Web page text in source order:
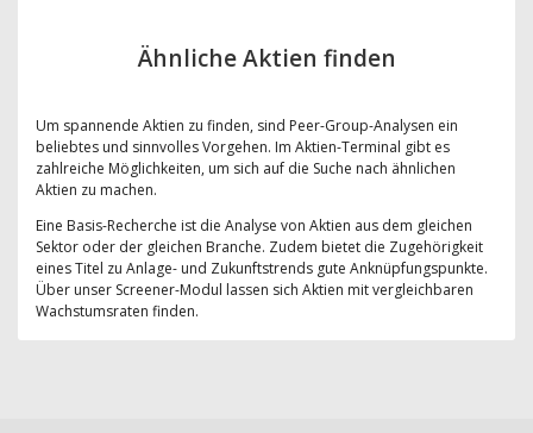
Ähnliche Aktien finden
Um spannende Aktien zu finden, sind Peer-Group-Analysen ein
beliebtes und sinnvolles Vorgehen. Im Aktien-Terminal gibt es
zahlreiche Möglichkeiten, um sich auf die Suche nach ähnlichen
Aktien zu machen.
Eine Basis-Recherche ist die Analyse von Aktien aus dem gleichen
Sektor oder der gleichen Branche. Zudem bietet die Zugehörigkeit
eines Titel zu Anlage- und Zukunftstrends gute Anknüpfungspunkte.
Über unser Screener-Modul lassen sich Aktien mit vergleichbaren
Wachstumsraten finden.